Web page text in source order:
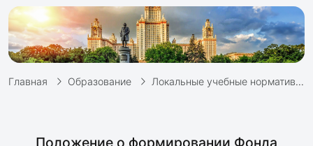
Главная Образование Локальные учебные нормативные документы
Положение о формировании Фонда